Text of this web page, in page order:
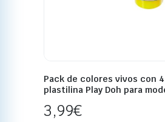
Pack de colores vivos con
plastilina Play Doh para
3,99€